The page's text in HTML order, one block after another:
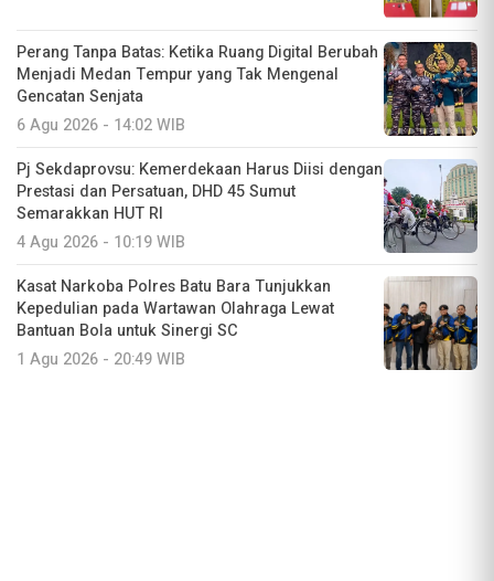
Perang Tanpa Batas: Ketika Ruang Digital Berubah
Menjadi Medan Tempur yang Tak Mengenal
Gencatan Senjata
6 Agu 2026 - 14:02 WIB
Pj Sekdaprovsu: Kemerdekaan Harus Diisi dengan
Prestasi dan Persatuan, DHD 45 Sumut
Semarakkan HUT RI
4 Agu 2026 - 10:19 WIB
Kasat Narkoba Polres Batu Bara Tunjukkan
Kepedulian pada Wartawan Olahraga Lewat
Bantuan Bola untuk Sinergi SC
1 Agu 2026 - 20:49 WIB